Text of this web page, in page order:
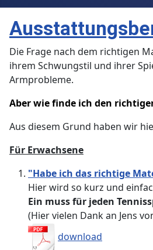
Die Frage nach dem richtigen
ihrem Schwungstil und ihrer
Armprobleme.
Aber wie finde ich den
Aus diesem Grund haben wir
Für Erwachsene
"Habe ich das richtige
Hier wird so kurz und
Ein muss für jeden
(Hier vielen Dank an Jens
download